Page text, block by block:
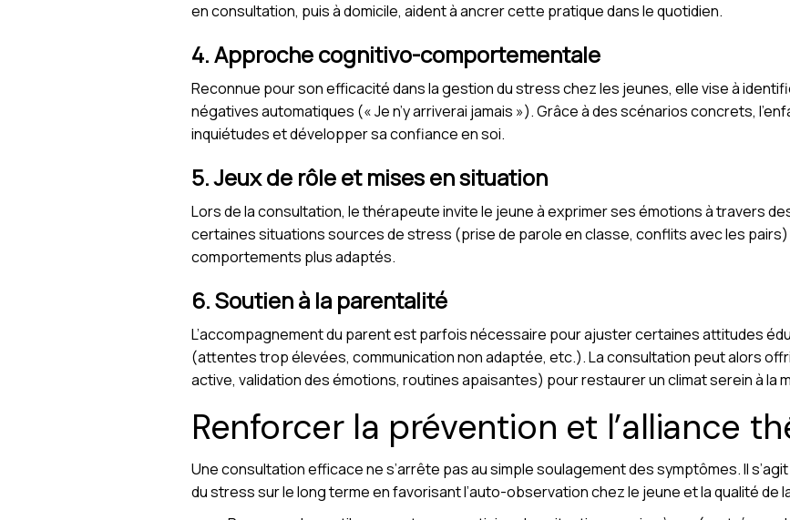
en consultation, puis à domicile, aident à ancrer cette pratique dans le quotidien.
4. Approche cognitivo-comportementale
Reconnue pour son efficacité dans la gestion du stress chez les jeunes, elle vise à
négatives automatiques (« Je n’y arriverai jamais »). Grâce à des scénarios concrets,
inquiétudes et développer sa confiance en soi.
5. Jeux de rôle et mises en situation
Lors de la consultation, le thérapeute invite le jeune à exprimer ses émotions à travers
certaines situations sources de stress (prise de parole en classe, conflits avec les pairs)
comportements plus adaptés.
6. Soutien à la parentalité
L’accompagnement du parent est parfois nécessaire pour ajuster certaines attitudes
(attentes trop élevées, communication non adaptée, etc.). La consultation peut alors
active, validation des émotions, routines apaisantes) pour restaurer un climat serein à la
Renforcer la prévention et l’alliance
Une consultation efficace ne s’arrête pas au simple soulagement des symptômes. Il
du stress sur le long terme en favorisant l’auto-observation chez le jeune et la qualité de